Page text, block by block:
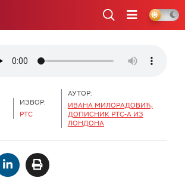
ИЗВОР:
РТС
АУТОР:
ИВАНА МИЛОРАДОВИЋ,
ДОПИСНИК РТС-А ИЗ
ЛОНДОНА